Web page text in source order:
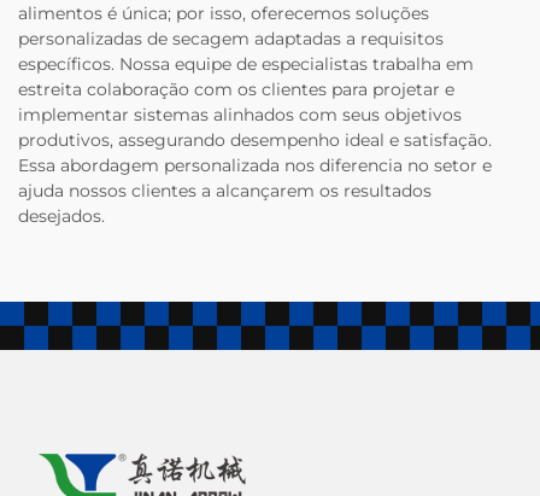
alimentos é única; por isso, oferecemos soluções
personalizadas de secagem adaptadas a requisitos
específicos. Nossa equipe de especialistas trabalha em
estreita colaboração com os clientes para projetar e
implementar sistemas alinhados com seus objetivos
produtivos, assegurando desempenho ideal e satisfação.
Essa abordagem personalizada nos diferencia no setor e
ajuda nossos clientes a alcançarem os resultados
desejados.